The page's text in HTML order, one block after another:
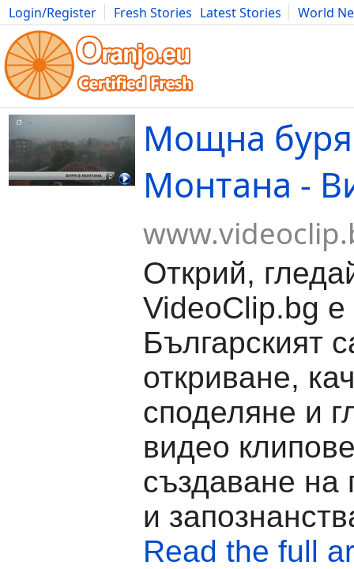
Login/Register Fresh Stories Latest Stories
World
Movies Anime Music Art Cars Advice Science
Мощна
Монтана -
Открий,
VideoClip.bg е
Българският
откриване,
споделяне и
видео
създаване на
и
Read the full